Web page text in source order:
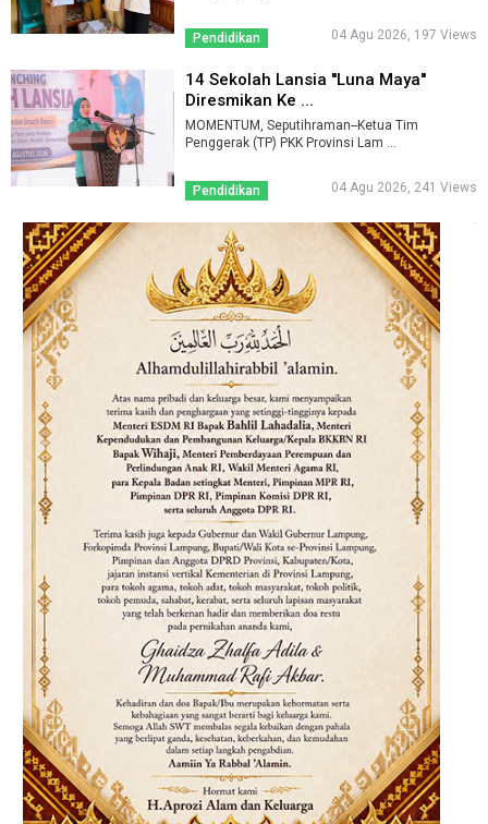
Pendidikan 04 Agu 2026, 197 Views
14 Sekolah Lansia ''Luna Maya''
Diresmikan Ke ...
MOMENTUM, Seputihraman--Ketua Tim
Penggerak (TP) PKK Provinsi Lam ...
Pendidikan 04 Agu 2026, 241 Views